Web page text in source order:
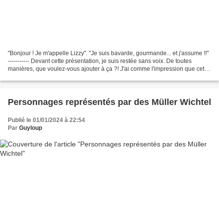
"Bonjour ! Je m'appelle Lizzy". "Je suis bavarde, gourmande... et j'assume !!"
----------- Devant cette présentation, je suis restée sans voix. De toutes
manières, que voulez-vous ajouter à ça ?! J'ai comme l'impression que cette
Personnages représentés par des Müller Wichtel
Publié le 01/01/2024 à 22:54
Par Guyloup